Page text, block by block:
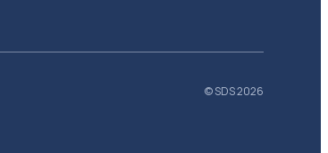
© SDS2026